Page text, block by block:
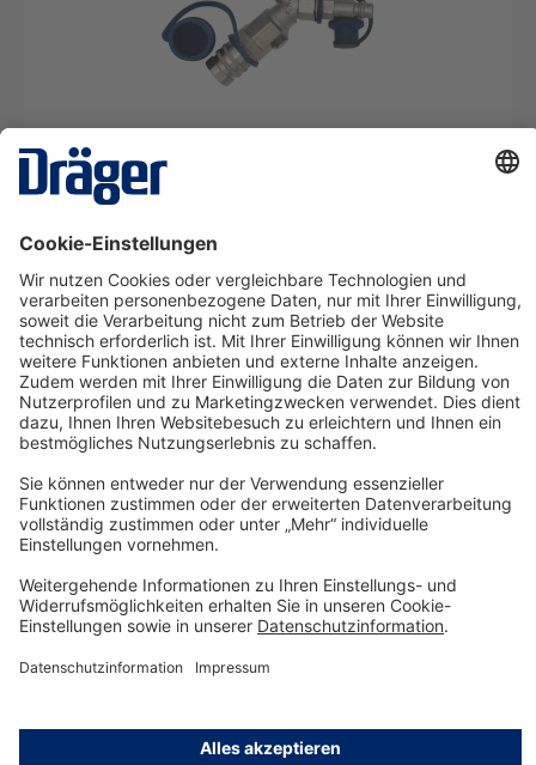
Atemluftschlauch Verteilerstück (Y-Stück)
SRM03586
Ab € 1,68* pro Tag
Details
Service-Hotline
Shop Service
Informationen
© Dräger Safety AG & Co. KGaA, 2025